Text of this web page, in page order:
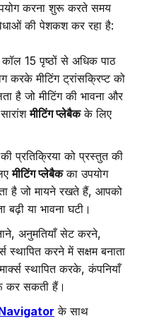
करना शुरू करते समय
की पेशकश कर रहा है:
15 पृष्ठों से अधिक पाठ
करके मीटिंग ट्रांसक्रिप्ट को
है जो मीटिंग की भावना और
मीटिंग प्लेबैकके लिए
प्रतिक्रिया को प्रस्तुत की
मीटिंग प्लेबैकका उपयोग
है जो मायने रखते हैं, आपको
या भावना घटी।
अनुमतियाँ सेट करने,
करने में सक्षम बनाता
स्थापित करके, कंपनियाँ
कर सकती हैं।
के साथ